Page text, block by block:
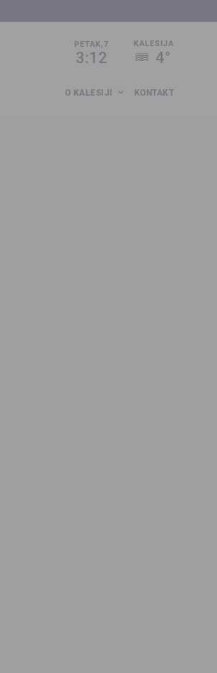
PETAK,7
3:12
KALESIJA
4°
O KALESIJI KONTAKT